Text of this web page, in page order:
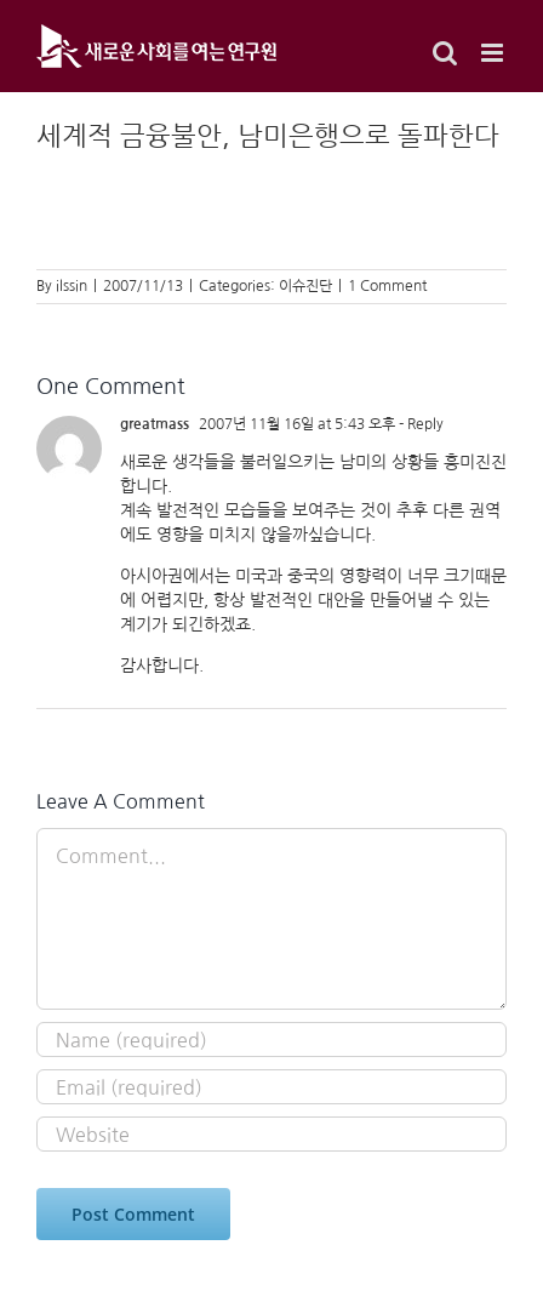
content
세계적 금융불안, 남미은행으로 돌파한다
By ilssin 2007/11/13 Categories: 이슈진단 1 Comment
One Comment
greatmass 2007년 11월 16일 at 5:43 오후 - Reply
새로운 생각들을 불러일으키는 남미의 상황들 흥미진진
합니다.
계속 발전적인 모습들을 보여주는 것이 추후 다른 권역
에도 영향을 미치지 않을까싶습니다.
아시아권에서는 미국과 중국의 영향력이 너무 크기때문
에 어렵지만, 항상 발전적인 대안을 만들어낼 수 있는
계기가 되긴하겠죠.
감사합니다.
Leave A Comment